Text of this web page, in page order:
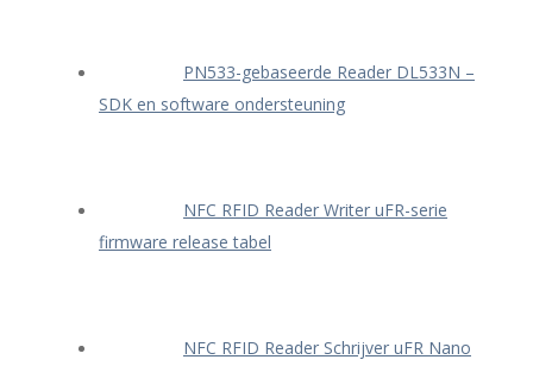
PN533-gebaseerde Reader DL533N –
SDK en software ondersteuning
NFC RFID Reader Writer uFR-serie
firmware release tabel
NFC RFID Reader Schrijver uFR Nano